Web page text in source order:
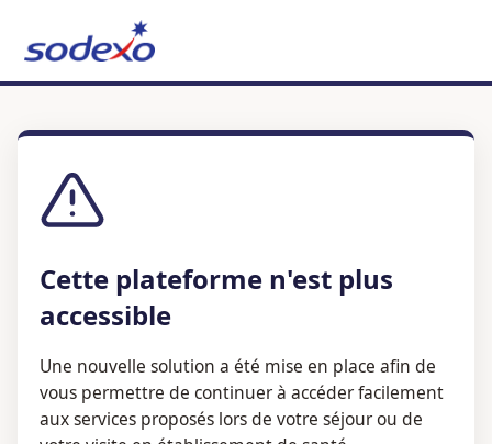
Cette plateforme n'est plus
accessible
Une nouvelle solution a été mise en place afin de
vous permettre de continuer à accéder facilement
aux services proposés lors de votre séjour ou de